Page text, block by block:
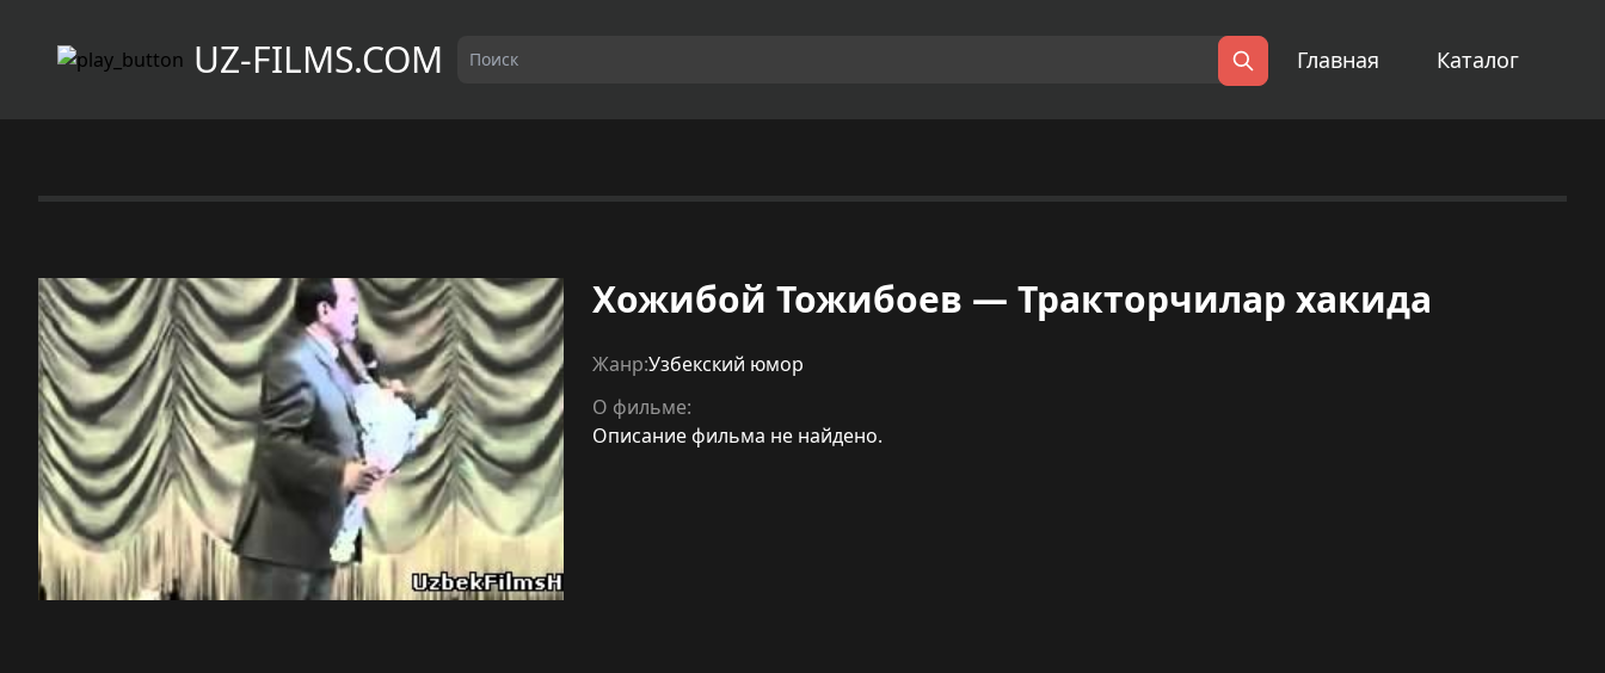
UZ-FILMS.COM Поиск
Главная Каталог
Хожибой Тожибоев — Тракторчилар хакида
Жанр:Узбекский юмор
О фильме:
Описание фильма не найдено.